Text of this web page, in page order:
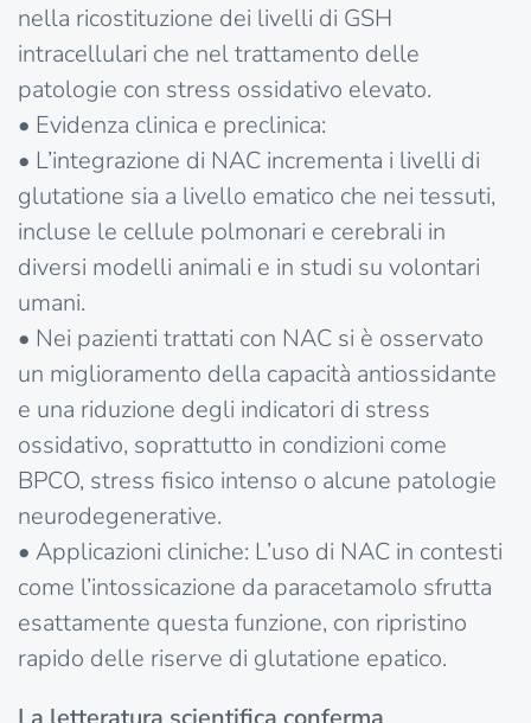
nella ricostituzione dei livelli di GSH
intracellulari che nel trattamento delle
patologie con stress ossidativo elevato.
• Evidenza clinica e preclinica:
• L’integrazione di NAC incrementa i livelli di
glutatione sia a livello ematico che nei tessuti,
incluse le cellule polmonari e cerebrali in
diversi modelli animali e in studi su volontari
umani.
• Nei pazienti trattati con NAC si è osservato
un miglioramento della capacità antiossidante
e una riduzione degli indicatori di stress
ossidativo, soprattutto in condizioni come
BPCO, stress fisico intenso o alcune patologie
neurodegenerative.
• Applicazioni cliniche: L’uso di NAC in contesti
come l’intossicazione da paracetamolo sfrutta
esattamente questa funzione, con ripristino
rapido delle riserve di glutatione epatico.